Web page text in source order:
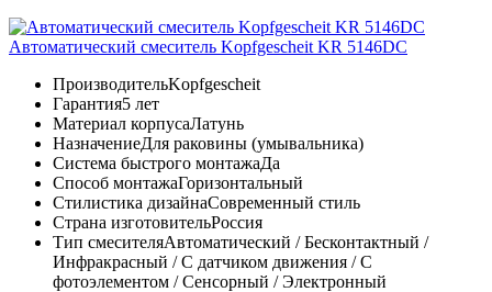
Автоматический смеситель Kopfgescheit KR 5146DC
ПроизводительKopfgescheit
Гарантия5 лет
Материал корпусаЛатунь
НазначениеДля раковины (умывальника)
Система быстрого монтажаДа
Способ монтажаГоризонтальный
Стилистика дизайнаСовременный стиль
Страна изготовительРоссия
Тип смесителяАвтоматический / Бесконтактный /
Инфракрасный / С датчиком движения / С
фотоэлементом / Сенсорный / Электронный